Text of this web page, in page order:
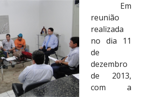
Em
reunião
realizada
no dia 11
de
dezembro
de 2013,
com a